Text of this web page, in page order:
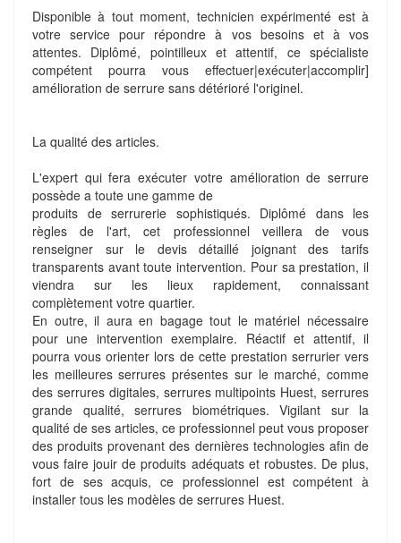
Disponible à tout moment, technicien expérimenté est à
votre service pour répondre à vos besoins et à vos
attentes. Diplômé, pointilleux et attentif, ce spécialiste
compétent pourra vous effectuer|exécuter|accomplir]
amélioration de serrure sans détérioré l'originel.
La qualité des articles.
L'expert qui fera exécuter votre amélioration de serrure
possède a toute une gamme de
produits de serrurerie sophistiqués. Diplômé dans les
règles de l'art, cet professionnel veillera de vous
renseigner sur le devis détaillé joignant des tarifs
transparents avant toute intervention. Pour sa prestation, il
viendra sur les lieux rapidement, connaissant
complètement votre quartier.
En outre, il aura en bagage tout le matériel nécessaire
pour une intervention exemplaire. Réactif et attentif, il
pourra vous orienter lors de cette prestation serrurier vers
les meilleures serrures présentes sur le marché, comme
des serrures digitales, serrures multipoints Huest, serrures
grande qualité, serrures biométriques. Vigilant sur la
qualité de ses articles, ce professionnel peut vous proposer
des produits provenant des dernières technologies afin de
vous faire jouir de produits adéquats et robustes. De plus,
fort de ses acquis, ce professionnel est compétent à
installer tous les modèles de serrures Huest.